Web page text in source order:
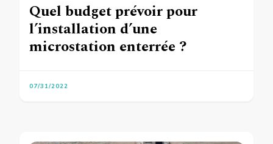
Quel budget prévoir pour
l’installation d’une
microstation enterrée ?
07/31/2022